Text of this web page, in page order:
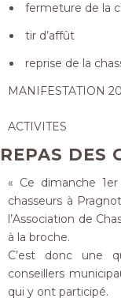
fermeture de la
tir d’affût
reprise de la
MANIFESTATION
ACTIVITES
REPAS DES
« Ce dimanche
chasseurs à
l’Association de
à la broche.
C’est donc une
conseillers
qui y ont participé.